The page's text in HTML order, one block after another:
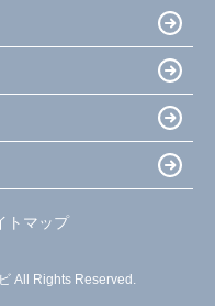
トマップ
All Rights Reserved.